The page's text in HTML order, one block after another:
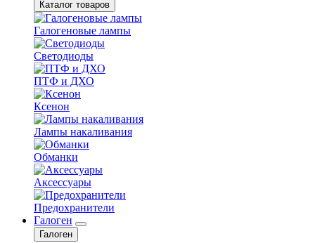
Каталог товаров
Галогеновые лампы
Светодиоды
ПТФ и ДХО
Ксенон
Лампы накаливания
Обманки
Аксессуары
Предохранители
Галоген
Галоген